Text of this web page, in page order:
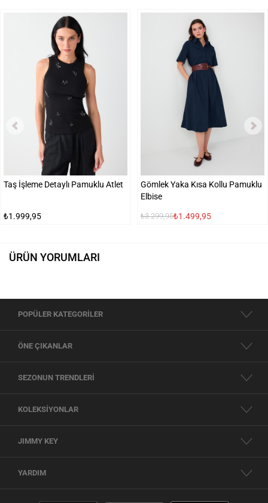
Taş İşleme Detaylı Pamuklu Atlet
₺1.999,95
Gömlek Yaka Kısa Kollu Pamuklu
Elbise
₺3.299,95₺1.499,95
ÜRÜN YORUMLARI
POPÜLER KATEGORİLER
ÖNE ÇIKANLAR
SEZONUN TRENDLERİ
KOLEKSİYONLAR
JIMMY KEY
YARDIM